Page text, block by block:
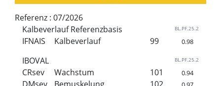
Referenz : 07/2026
Kalbeverlauf Referenzbasis
BL.PF.25.2
IFNAIS Kalbeverlauf 99 0.98
IBOVAL BL.PF.25.2
CRsev Wachstum 101 0.94